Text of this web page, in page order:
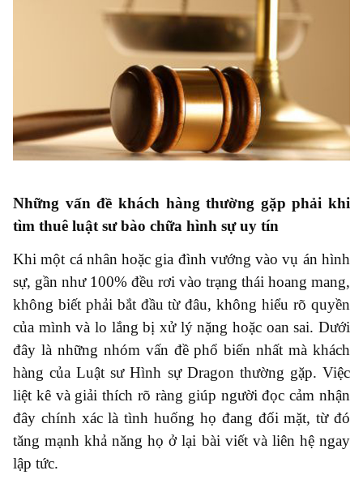
Những vấn đề khách hàng thường gặp phải khi
tìm thuê luật sư bào chữa hình sự uy tín
Khi một cá nhân hoặc gia đình vướng vào vụ án hình
sự, gần như 100% đều rơi vào trạng thái hoang mang,
không biết phải bắt đầu từ đâu, không hiểu rõ quyền
của mình và lo lắng bị xử lý nặng hoặc oan sai. Dưới
đây là những nhóm vấn đề phổ biến nhất mà khách
hàng của Luật sư Hình sự Dragon thường gặp. Việc
liệt kê và giải thích rõ ràng giúp người đọc cảm nhận
đây chính xác là tình huống họ đang đối mặt, từ đó
tăng mạnh khả năng họ ở lại bài viết và liên hệ ngay
lập tức.